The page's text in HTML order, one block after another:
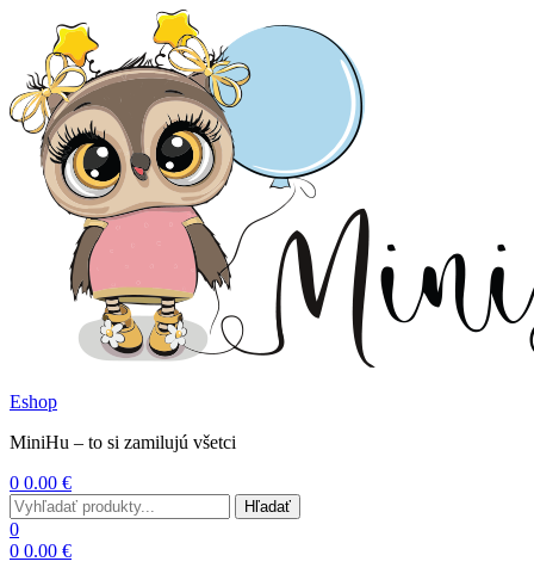
Eshop
MiniHu – to si zamilujú všetci
0 0.00 €
Menu
Search
for:
Hľadať
0
0 0.00 €